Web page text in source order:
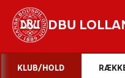
DBU
KLUB/HOLD